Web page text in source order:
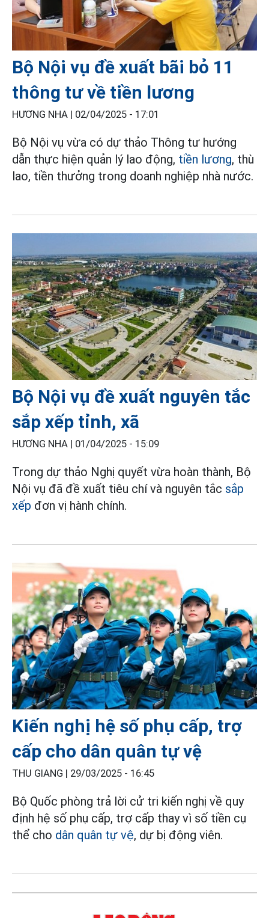
Bộ Nội vụ đề xuất bãi bỏ 11
thông tư về tiền lương
HƯƠNG NHA | 02/04/2025 - 17:01
Bộ Nội vụ vừa có dự thảo Thông tư hướng
dẫn thực hiện quản lý lao động, tiền lương, thù
lao, tiền thưởng trong doanh nghiệp nhà nước.
Bộ Nội vụ đề xuất nguyên tắc
sắp xếp tỉnh, xã
HƯƠNG NHA | 01/04/2025 - 15:09
Trong dự thảo Nghị quyết vừa hoàn thành, Bộ
Nội vụ đã đề xuất tiêu chí và nguyên tắc sắp
xếp đơn vị hành chính.
Kiến nghị hệ số phụ cấp, trợ
cấp cho dân quân tự vệ
THU GIANG | 29/03/2025 - 16:45
Bộ Quốc phòng trả lời cử tri kiến nghị về quy
định hệ số phụ cấp, trợ cấp thay vì số tiền cụ
thể cho dân quân tự vệ, dự bị động viên.